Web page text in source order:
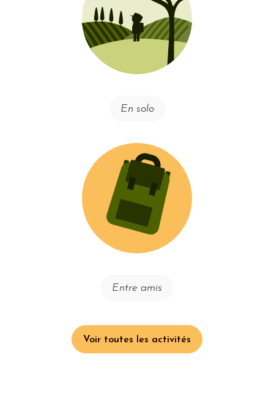
En solo
Entre amis
Voir toutes les activités